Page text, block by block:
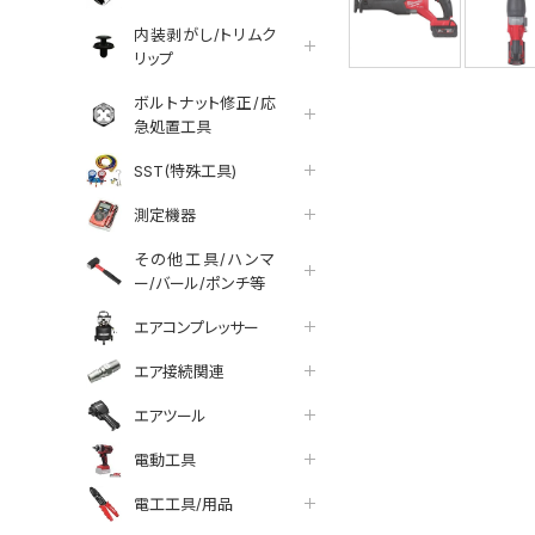
内装剥がし/トリムク
リップ
ボルトナット修正/応
急処置工具
SST(特殊工具)
測定機器
その他工具/ハンマ
ー/バール/ポンチ等
エアコンプレッサー
エア接続関連
エアツール
電動工具
電工工具/用品